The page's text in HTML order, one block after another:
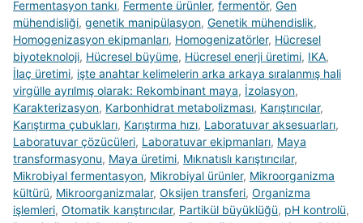
Fermentasyon tankı, Fermente ürünler, fermentör, Gen
mühendisliği, genetik manipülasyon, Genetik mühendislik,
Homogenizasyon ekipmanları, Homogenizatörler, Hücresel
biyoteknoloji, Hücresel büyüme, Hücresel enerji üretimi, IKA,
İlaç üretimi, işte anahtar kelimelerin arka arkaya sıralanmış hali
virgülle ayrılmış olarak: Rekombinant maya, İzolasyon,
Karakterizasyon, Karbonhidrat metabolizması, Karıştırıcılar,
Karıştırma çubukları, Karıştırma hızı, Laboratuvar aksesuarları,
Laboratuvar çözücüleri, Laboratuvar ekipmanları, Maya
transformasyonu, Maya üretimi, Mıknatıslı karıştırıcılar,
Mikrobiyal fermentasyon, Mikrobiyal ürünler, Mikroorganizma
kültürü, Mikroorganizmalar, Oksijen transferi, Organizma
işlemleri, Otomatik karıştırıcılar, Partikül büyüklüğü, pH kontrolü,